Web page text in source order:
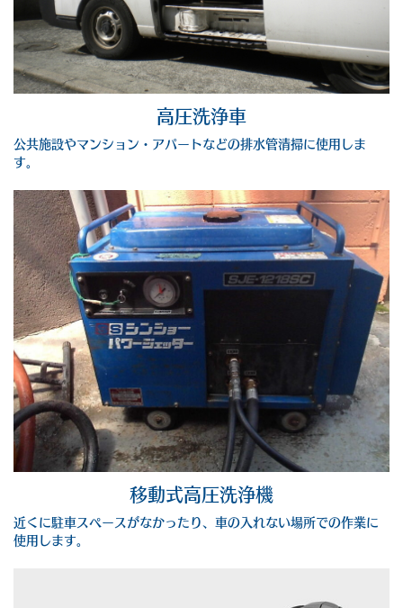
高圧洗浄車
公共施設やマンション・アパートなどの排水管清掃に使用しま
す。
移動式高圧洗浄機
近くに駐車スペースがなかったり、車の入れない場所での作業に
使用します。